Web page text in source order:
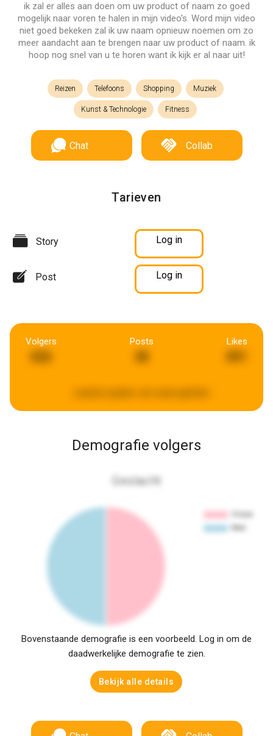
ik zal er alles aan doen om uw product of naam zo goed
mogelijk naar voren te halen in mijn video's. Word mijn video
niet goed bekeken zal ik uw naam opnieuw noemen om zo
meer aandacht aan te brengen naar uw product of naam. ik
hoop nog snel van u te horen want ik kijk er al naar uit!
Reizen Telefoons Shopping Muziek
Kunst & Technologie Fitness
Chat Collab
Tarieven
Story Log in
Post Log in
Volgers
826
Posts
48
Likes
Demografie volgers
Geslacht
Bovenstaande demografie is een voorbeeld. Log in om de
daadwerkelijke demografie te zien.
Bekijk alle details